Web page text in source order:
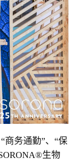
商务通勤”、“保
生物